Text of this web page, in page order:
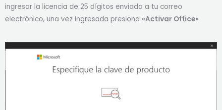
ingresar la licencia de 25 dígitos enviada a tu correo
electrónico, una vez ingresada presiona «Activar Office»